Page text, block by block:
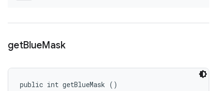
getBlueMask
public int getBlueMask ()